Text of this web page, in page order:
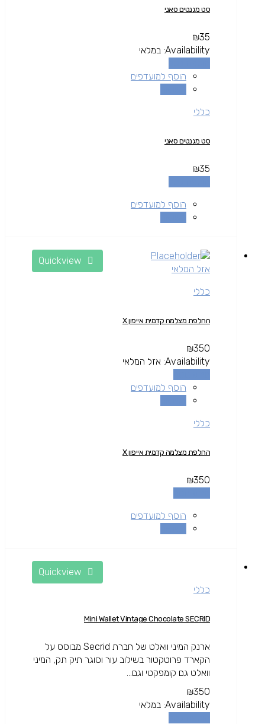
סט מגנטים סאני
₪35
Availability: במלאי
הוסף למועדפים
כללי
סט מגנטים סאני
₪35
הוסף למועדפים
אזל המלאי
כללי
החלפת מצלמה קדמית אייפון X
₪350
Availability: אזל המלאי
הוסף למועדפים
כללי
החלפת מצלמה קדמית אייפון X
₪350
הוסף למועדפים
כללי
Mini Wallet Vintage Chocolate SECRID
ארנק המיני וואלט של חברת Secrid מבוסס על
הקארד פרוטקטור בשילוב עור וסוגר תיק תק, המיני
וואלט גם קומפקטי וגם...
₪350
Availability: במלאי